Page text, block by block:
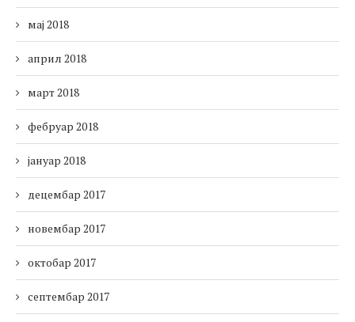
мај 2018
април 2018
март 2018
фебруар 2018
јануар 2018
децембар 2017
новембар 2017
октобар 2017
септембар 2017